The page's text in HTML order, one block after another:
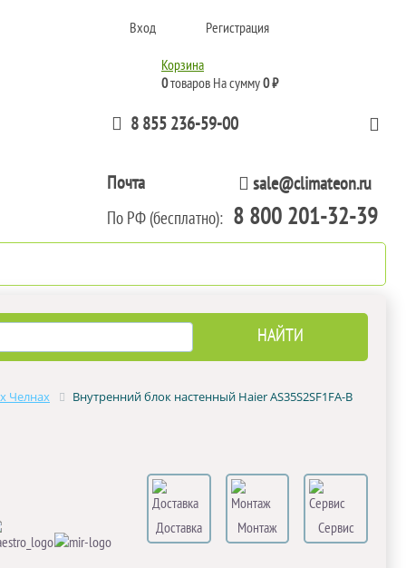
Вход Регистрация
Корзина
0товаров На сумму0 ₽
8 855 236-59-00
Почта sale@climateon.ru
По РФ (бесплатно): 8 800 201-32-39
Челнах Внутренний блок настенный Haier AS35S2SF1FA-B
Доставка Монтаж
Сервис